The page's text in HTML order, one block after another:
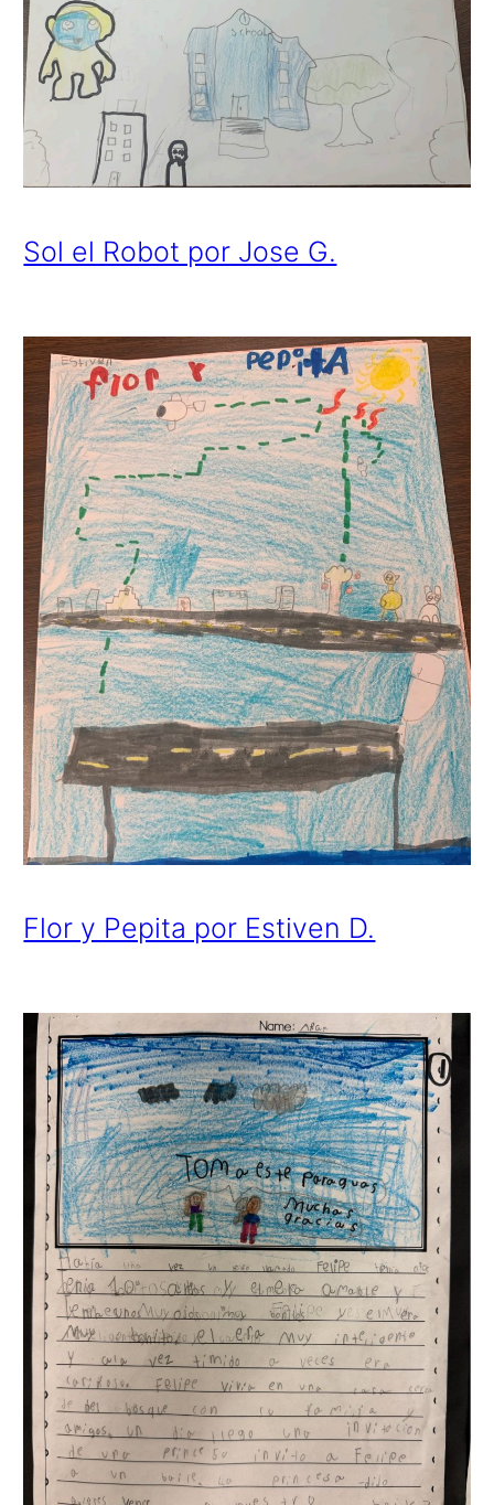
Sol el Robot por Jose G.
Flor y Pepita por Estiven D.